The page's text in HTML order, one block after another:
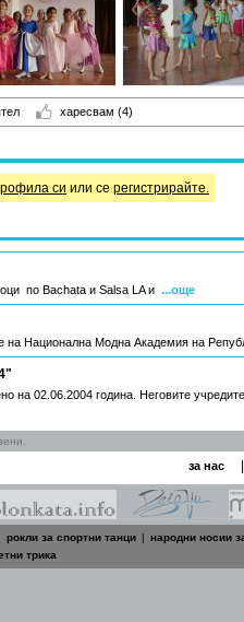
харесвам (4)
си или се регистрирайте.
по Bachata и Salsa LA и ...още
на Национална Модна Академия на
на 02.06.2004 година. Неговите
за нас
рокли за спортни танци | народни носии
трика